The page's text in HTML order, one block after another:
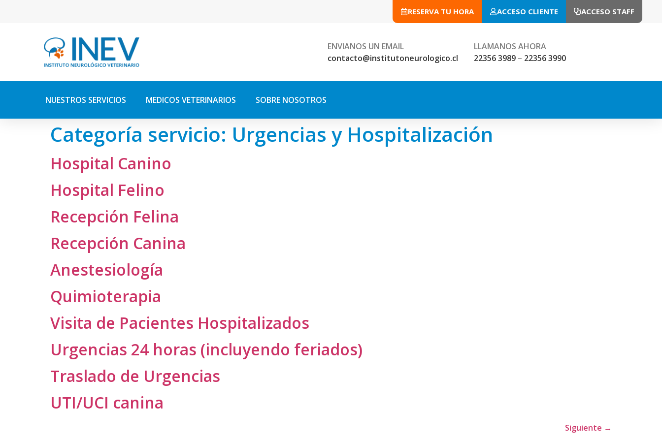
RESERVA TU HORA ACCESO CLIENTE ACCESO STAFF
ENVIANOS UN EMAIL
contacto@institutoneurologico.cl
LLAMANOS AHORA
22356 3989 – 22356 3990
NUESTROS SERVICIOS MEDICOS VETERINARIOS SOBRE NOSOTROS
Categoría servicio: Urgencias y Hospitalización
Hospital Canino
Hospital Felino
Recepción Felina
Recepción Canina
Anestesiología
Quimioterapia
Visita de Pacientes Hospitalizados
Urgencias 24 horas (incluyendo feriados)
Traslado de Urgencias
UTI/UCI canina
Siguiente →